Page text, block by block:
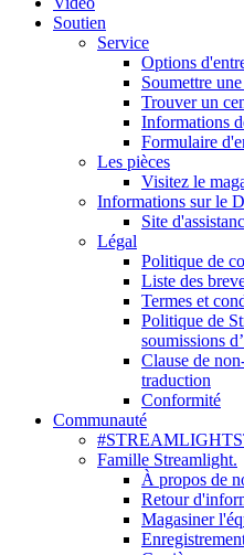
Soutien
Service
Options
Soumettre
Trouver un
Informations
Formulaire
Les pièces
Visitez le
Informations sur le
Site
Légal
Politique de
Liste des
Termes et
Politique de
soumissions
Clause de
traduction
Conformité
Communauté
Famille Streamlight.
À propos de
Retour
Magasiner